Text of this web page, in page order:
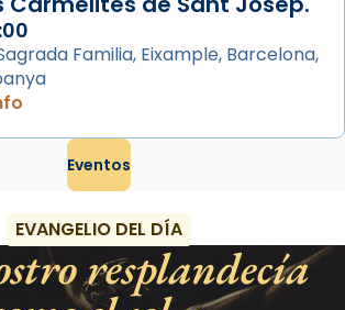
són filles de l’antiga Iluro.
les relíq
· Share
Familia, Eixample, Barcelona,
Eventos
EVANGELIO DEL DÍA
resplandecía